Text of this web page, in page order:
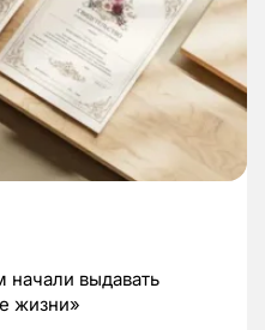
выдавать
жизни»